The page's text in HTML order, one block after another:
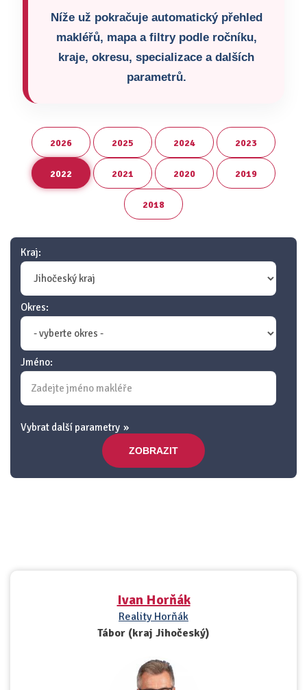
Níže už pokračuje automatický přehled
makléřů, mapa a filtry podle ročníku,
kraje, okresu, specializace a dalších
parametrů.
2026 2025 2024 2023
2022 2021 2020 2019
2018
Kraj:
Okres:
Jméno:
Vybrat další parametry
ZOBRAZIT
Ivan Horňák
Reality Horňák
Tábor (kraj Jihočeský)